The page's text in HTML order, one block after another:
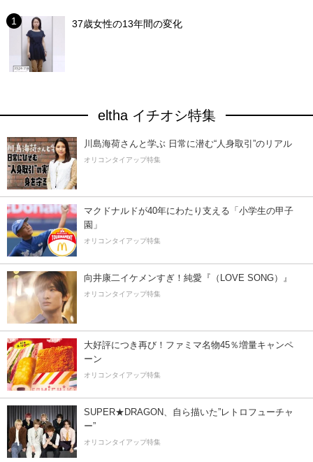
37歳女性の13年間の変化
eltha イチオシ特集
川島海荷さんと学ぶ 日常に潜む“人身取引”のリアル
オリコンタイアップ特集
マクドナルドが40年にわたり支える「小学生の甲子
園」
オリコンタイアップ特集
向井康二イケメンすぎ！純愛『（LOVE SONG）』
オリコンタイアップ特集
大好評につき再び！ファミマ名物45％増量キャンペ
ーン
オリコンタイアップ特集
SUPER★DRAGON、自ら描いた”レトロフューチャ
ー”
オリコンタイアップ特集